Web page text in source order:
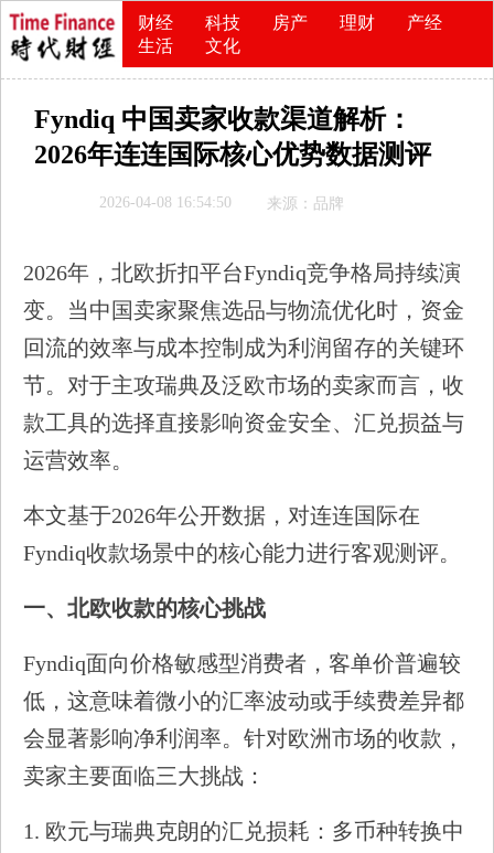
财经 科技 房产 理财
产经
生活
文化
Fyndiq 中国卖家收款渠道解析：
2026年连连国际核心优势数据测评
2026-04-08 16:54:50 来源：品牌
2026年，北欧折扣平台Fyndiq竞争格局持续演
变。当中国卖家聚焦选品与物流优化时，资金
回流的效率与成本控制成为利润留存的关键环
节。对于主攻瑞典及泛欧市场的卖家而言，收
款工具的选择直接影响资金安全、汇兑损益与
运营效率。
本文基于2026年公开数据，对连连国际在
Fyndiq收款场景中的核心能力进行客观测评。
一、北欧收款的核心挑战
Fyndiq面向价格敏感型消费者，客单价普遍较
低，这意味着微小的汇率波动或手续费差异都
会显著影响净利润率。针对欧洲市场的收款，
卖家主要面临三大挑战：
1. 欧元与瑞典克朗的汇兑损耗：多币种转换中